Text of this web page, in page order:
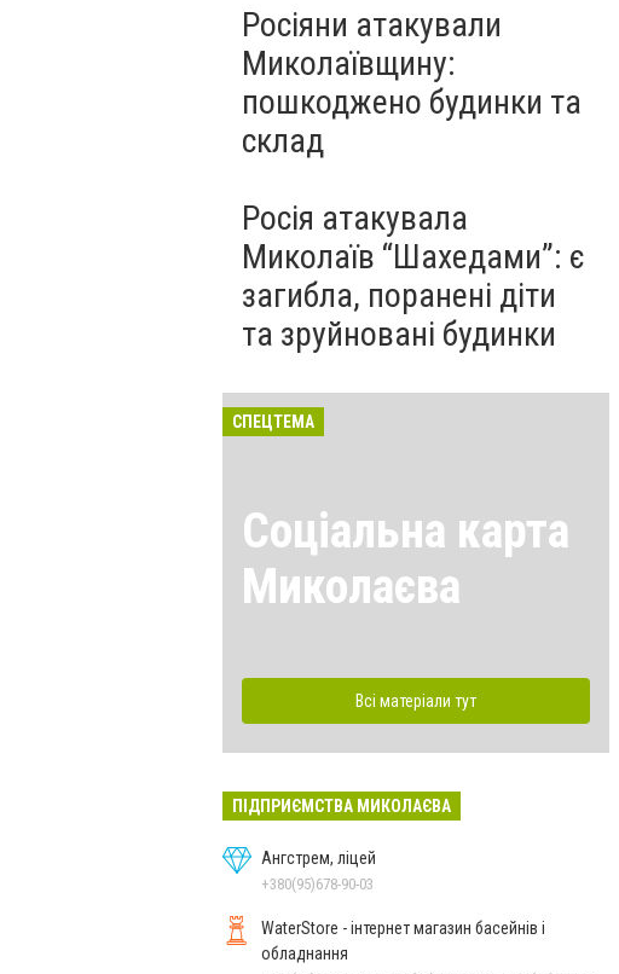
Росіяни атакували
Миколаївщину:
пошкоджено будинки та
склад
Росія атакувала
Миколаїв “Шахедами”: є
загибла, поранені діти
та зруйновані будинки
СПЕЦТЕМА
Соціальна карта
Миколаєва
Всі матеріали тут
ПІДПРИЄМСТВА МИКОЛАЄВА
Ангстрем, ліцей
+380(95)678-90-03
WaterStore - інтернет магазин басейнів і
обладнання